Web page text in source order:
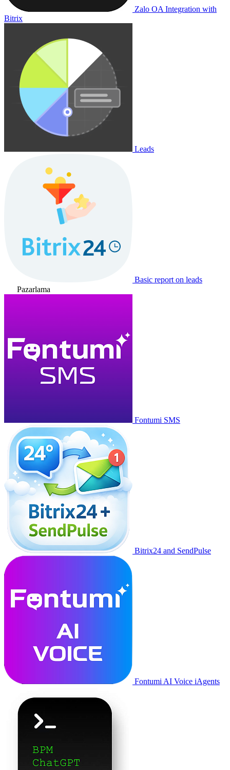
Zalo OA Integration with
Bitrix
Leads
Basic report on leads
Pazarlama
Fontumi SMS
Bitrix24 and SendPulse
Fontumi AI Voice iAgents